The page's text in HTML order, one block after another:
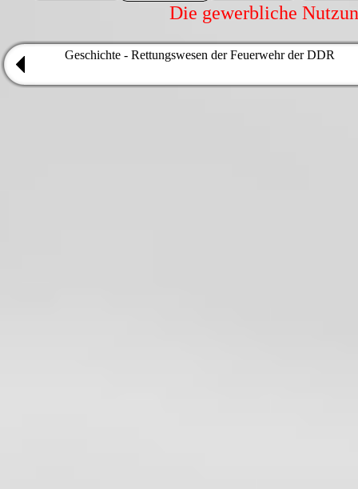
Die gewerbliche
Geschichte - Rettungswesen der Feuerwehr der DDR